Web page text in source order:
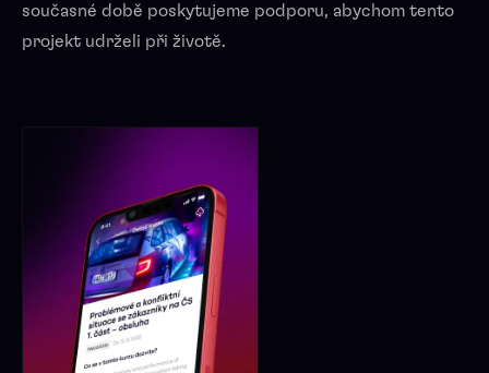
současné době poskytujeme podporu, abychom tento
projekt udrželi při životě.